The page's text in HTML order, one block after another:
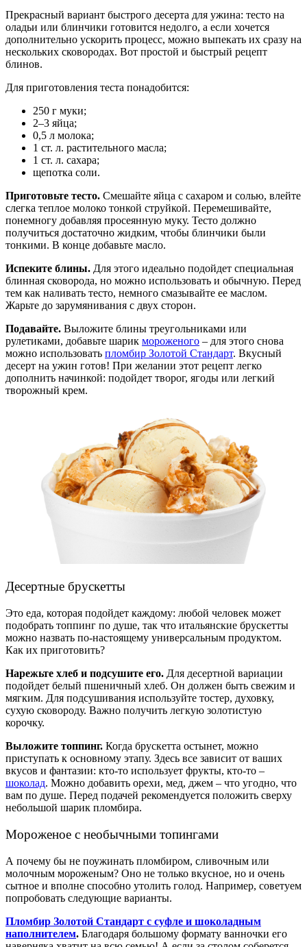
Прекрасный вариант быстрого десерта для ужина: тесто на
оладьи или блинчики готовится недолго, а если хочется
дополнительно ускорить процесс, можно выпекать их сразу на
нескольких сковородах. Вот простой и быстрый рецепт
блинов.
Для приготовления теста понадобится:
250 г муки;
2–3 яйца;
0,5 л молока;
1 ст. л. растительного масла;
1 ст. л. сахара;
щепотка соли.
Приготовьте тесто. Смешайте яйца с сахаром и солью, влейте
слегка теплое молоко тонкой струйкой. Перемешивайте,
понемногу добавляя просеянную муку. Тесто должно
получиться достаточно жидким, чтобы блинчики были
тонкими. В конце добавьте масло.
Испеките блины. Для этого идеально подойдет специальная
блинная сковорода, но можно использовать и обычную. Перед
тем как наливать тесто, немного смазывайте ее маслом.
Жарьте до зарумянивания с двух сторон.
Подавайте. Выложите блины треугольниками или
рулетиками, добавьте шарик мороженого – для этого снова
можно использовать пломбир Золотой Стандарт. Вкусный
десерт на ужин готов! При желании этот рецепт легко
дополнить начинкой: подойдет творог, ягоды или легкий
творожный крем.
Десертные брускетты
Это еда, которая подойдет каждому: любой человек может
подобрать топпинг по душе, так что итальянские брускетты
можно назвать по-настоящему универсальным продуктом.
Как их приготовить?
Нарежьте хлеб и подсушите его. Для десертной вариации
подойдет белый пшеничный хлеб. Он должен быть свежим и
мягким. Для подсушивания используйте тостер, духовку,
сухую сковороду. Важно получить легкую золотистую
корочку.
Выложите топпинг. Когда брускетта остынет, можно
приступать к основному этапу. Здесь все зависит от ваших
вкусов и фантазии: кто-то использует фрукты, кто-то –
шоколад. Можно добавить орехи, мед, джем – что угодно, что
вам по душе. Перед подачей рекомендуется положить сверху
небольшой шарик пломбира.
Мороженое с необычными топингами
А почему бы не поужинать пломбиром, сливочным или
молочным мороженым? Оно не только вкусное, но и очень
сытное и вполне способно утолить голод. Например, советуем
попробовать следующие варианты.
Пломбир Золотой Стандарт с суфле и шоколадным
наполнителем. Благодаря большому формату ванночки его